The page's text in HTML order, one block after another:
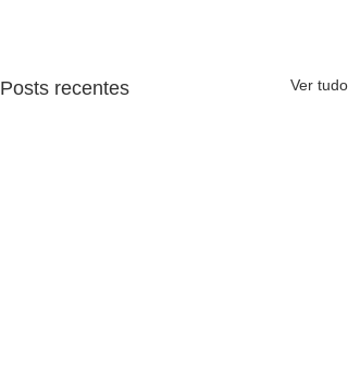
Posts recentes Ver tudo